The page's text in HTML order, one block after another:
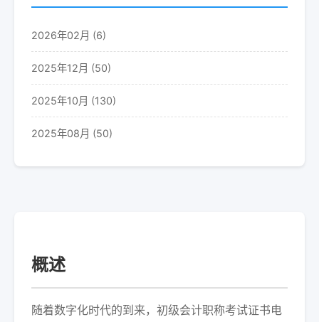
概述
随着数字化时代的到来，初级会计职称考试证书电
2026年02月 (6)
2025年12月 (50)
2025年10月 (130)
2025年08月 (50)